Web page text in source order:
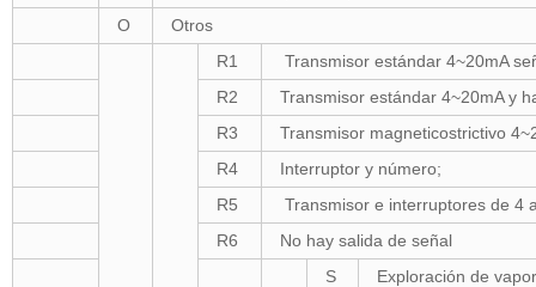
O
Otros
R1
Transmisor estándar 4~20mA
R2
Transmisor estándar 4~20mA y
R3
Transmisor magneticostrictivo
R4
Interruptor y número;
R5
Transmisor e interruptores de 4
R6
No hay salida de señal
S
Exploración de vapor